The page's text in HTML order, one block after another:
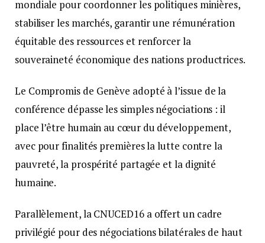
mondiale pour coordonner les politiques minières,
stabiliser les marchés, garantir une rémunération
équitable des ressources et renforcer la
souveraineté économique des nations productrices.
Le Compromis de Genève adopté à l’issue de la
conférence dépasse les simples négociations : il
place l’être humain au cœur du développement,
avec pour finalités premières la lutte contre la
pauvreté, la prospérité partagée et la dignité
humaine.
Parallèlement, la CNUCED16 a offert un cadre
privilégié pour des négociations bilatérales de haut